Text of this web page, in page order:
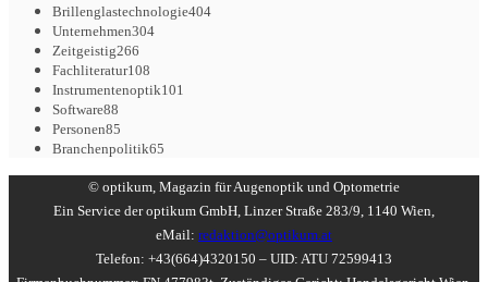
Brillenglastechnologie404
Unternehmen304
Zeitgeistig266
Fachliteratur108
Instrumentenoptik101
Software88
Personen85
Branchenpolitik65
© optikum, Magazin für Augenoptik und Optometrie
Ein Service der optikum GmbH, Linzer Straße 283/9, 1140 Wien,
eMail: redaktion@optikum.at
Telefon: +43(664)4320150 – UID: ATU 72599413